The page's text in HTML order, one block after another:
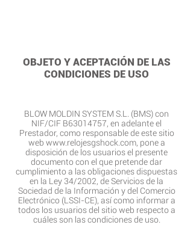
OBJETO Y ACEPTACIÓN DE LAS
CONDICIONES DE USO
BLOW MOLDIN SYSTEM S.L. (BMS) con
NIF/CIF B63014757, en adelante el
Prestador, como responsable de este sitio
web www.relojesgshock.com, pone a
disposición de los usuarios el presente
documento con el que pretende dar
cumplimiento a las obligaciones dispuestas
en la Ley 34/2002, de Servicios de la
Sociedad de la Información y del Comercio
Electrónico (LSSI-CE), así como informar a
todos los usuarios del sitio web respecto a
cuáles son las condiciones de uso.